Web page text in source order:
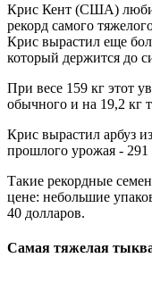
Крис Кент (США)
рекорд самого
Крис вырастил еще
который держится до
При весе 159 кг этот
обычного и на 19,2 кг
Крис вырастил арбуз
прошлого урожая -
Такие рекордные
цене: небольшие
40 долларов.
Самая тяжелая